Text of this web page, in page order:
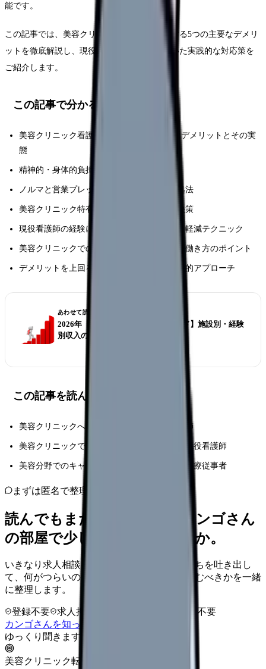
能です。
この記事では、美容クリニック看護師が直面する5つの主要なデメリ
ットを徹底解説し、現役看護師の経験に基づいた実践的な対応策を
ご紹介します。
この記事で分かること
美容クリニック看護師が直面する5つの主要デメリットとその実
態
精神的・身体的負担の正体とその影響
ノルマと営業プレッシャーへの効果的な対処法
美容クリニック特有の人間関係の課題と解決策
現役看護師の経験に基づく具体的なストレス軽減テクニック
美容クリニックでのキャリア形成と長期的な働き方のポイント
デメリットを上回るメリットを引き出す実践的アプローチ
あわせて読みたい
2026年【美容看護師の給料完全ガイド】施設別・経験
別収入の実態に迫る
この記事を読んでほしい人
美容クリニックへの転職を検討している看護師
美容クリニックでの勤務に悩みを抱えている現役看護師
美容分野でのキャリアに関心を持つすべての医療従事者
まずは匿名で整理
読んでもまだ苦しいなら、カンゴさん
の部屋で少し話してみませんか。
いきなり求人相談には進みません。今の気持ちを吐き出し
て、何がつらいのか、辞めるべきか、少し休むべきかを一緒
に整理します。
登録不要 求人押し売りなし
病院名は入力不要
カンゴさんを知ってから相談する
ゆっくり聞きます
美容クリニック転職